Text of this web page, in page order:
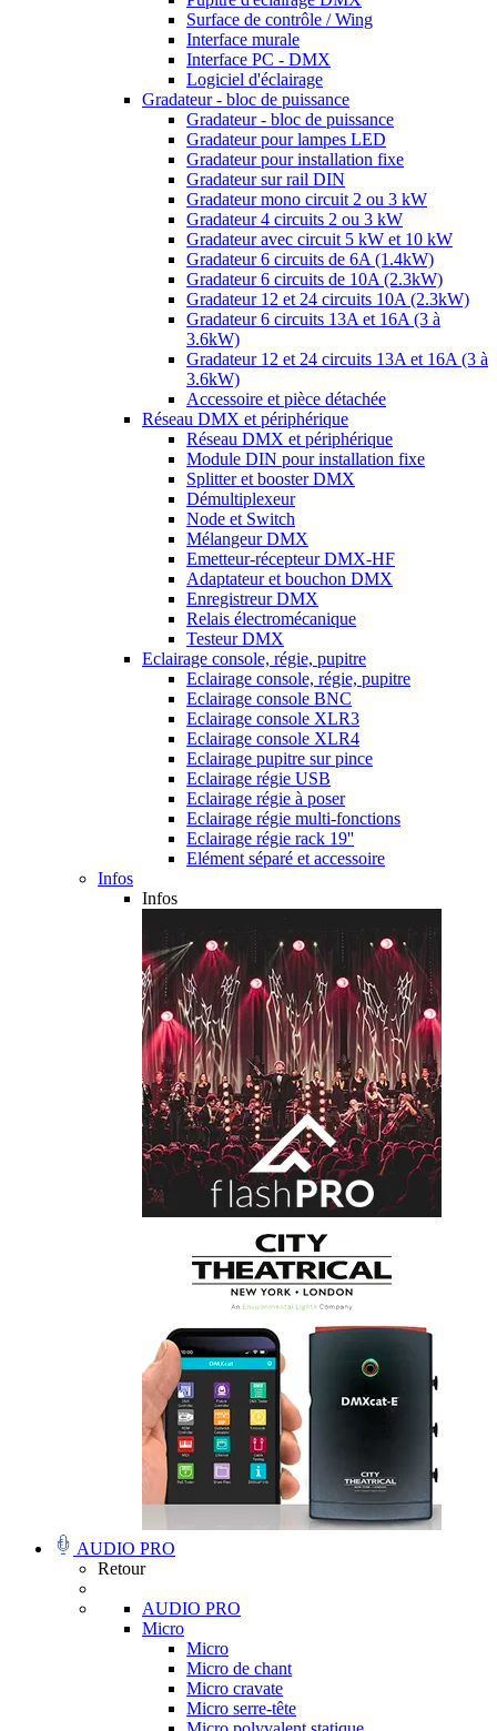
Surface de contrôle / Wing
Interface murale
Interface PC - DMX
Logiciel d'éclairage
Gradateur - bloc de puissance
Gradateur - bloc de puissance
Gradateur pour lampes LED
Gradateur pour installation fixe
Gradateur sur rail DIN
Gradateur mono circuit 2 ou 3 kW
Gradateur 4 circuits 2 ou 3 kW
Gradateur avec circuit 5 kW et 10 kW
Gradateur 6 circuits de 6A (1.4kW)
Gradateur 6 circuits de 10A (2.3kW)
Gradateur 12 et 24 circuits 10A (2.3kW)
Gradateur 6 circuits 13A et 16A (3 à
3.6kW)
Gradateur 12 et 24 circuits 13A et 16A (3 à
3.6kW)
Accessoire et pièce détachée
Réseau DMX et périphérique
Réseau DMX et périphérique
Module DIN pour installation fixe
Splitter et booster DMX
Démultiplexeur
Node et Switch
Mélangeur DMX
Emetteur-récepteur DMX-HF
Adaptateur et bouchon DMX
Enregistreur DMX
Relais électromécanique
Testeur DMX
Eclairage console, régie, pupitre
Eclairage console, régie, pupitre
Eclairage console BNC
Eclairage console XLR3
Eclairage console XLR4
Eclairage pupitre sur pince
Eclairage régie USB
Eclairage régie à poser
Eclairage régie multi-fonctions
Eclairage régie rack 19''
Elément séparé et accessoire
Infos
Infos
AUDIO PRO
Retour
AUDIO PRO
Micro
Micro
Micro de chant
Micro cravate
Micro serre-tête